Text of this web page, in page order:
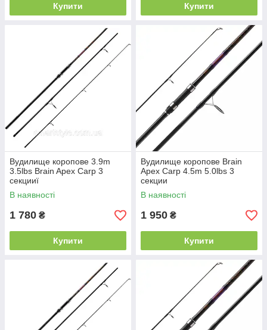
Купити Купити
Вудилище коропове 3.9m
3.5lbs Brain Apex Carp 3
секцииї
В наявності
1 780 ₴
Купити
Вудилище коропове Brain
Apex Carp 4.5m 5.0lbs 3
секции
В наявності
1 950 ₴
Купити